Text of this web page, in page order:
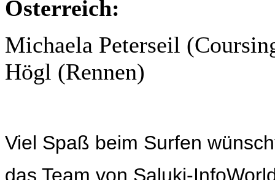
Österreich:
Michaela Peterseil
Högl (Rennen)
Viel Spaß beim Surfen
das Team von Saluki-